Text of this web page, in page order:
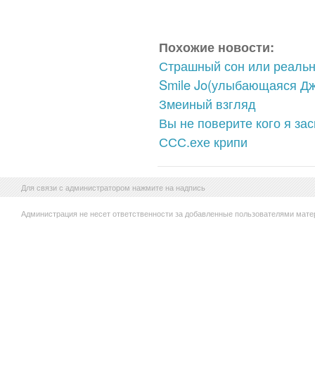
Похожие новости:
Страшный сон или
Smile Jo(улыбающаяся
Змеиный взгляд
Вы не поверите кого я
ССС.ехе крипи
Для связи с администратором нажмите на надпись
Администрация не несет ответственности за добавленные пользователями